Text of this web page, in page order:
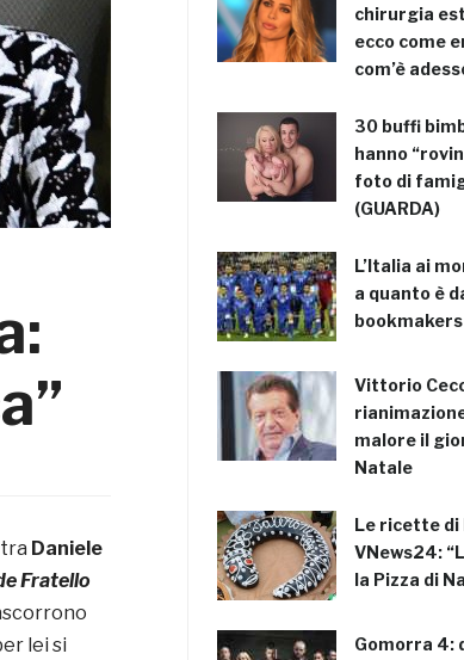
Daniele
Fratello
lei si
chirurgia
ecco come
com’è
30 buffi
hanno
foto di
(GUARDA)
L’Italia ai
a quanto è
bookmakers
Vittorio
malore il
Natale
Le ricette di
VNews24:
la Pizza di
Gomorra 4: